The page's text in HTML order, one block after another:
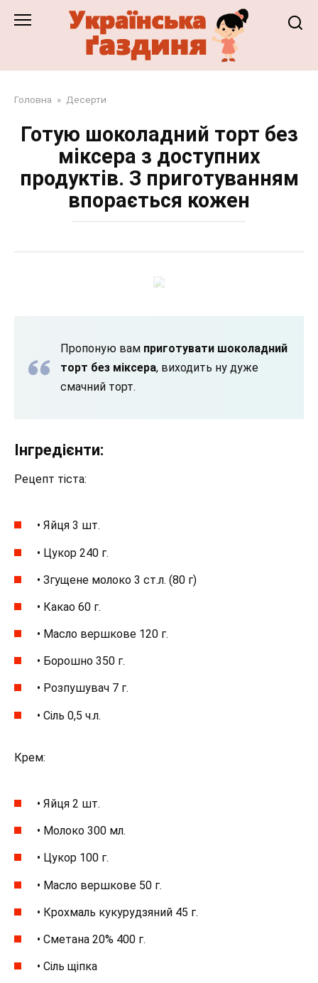
Головна » Десерти
Готую шоколадний торт без
міксера з доступних
продуктів. З приготуванням
впорається кожен
Пропоную вам приготувати шоколадний
торт без міксера, виходить ну дуже
смачний торт.
Інгредієнти:
Рецепт тіста:
• Яйця 3 шт.
• Цукор 240 г.
• Згущене молоко 3 ст.л. (80 г)
• Какао 60 г.
• Масло вершкове 120 г.
• Борошно 350 г.
• Розпушувач 7 г.
• Сіль 0,5 ч.л.
Крем:
• Яйця 2 шт.
• Молоко 300 мл.
• Цукор 100 г.
• Масло вершкове 50 г.
• Крохмаль кукурудзяний 45 г.
• Сметана 20% 400 г.
• Сіль щіпка